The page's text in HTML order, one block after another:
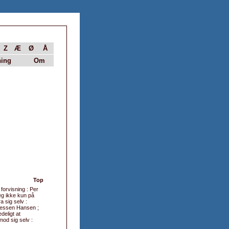
Z Æ Ø
Å
Om
Top
: Per
ikke kun på
sig selv :
Hansen ;
at
sig selv :